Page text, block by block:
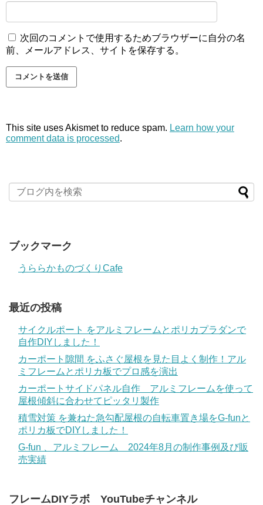
次回のコメントで使用するためブラウザーに自分の名
前、メールアドレス、サイトを保存する。
This site uses Akismet to reduce spam. Learn how your
comment data is processed.
ブックマーク
うららかものづくりCafe
最近の投稿
サイクルポート をアルミフレームとポリカプラダンで
自作DIYしました！
カーポート隙間 をふさぐ屋根を見た目よく制作！アル
ミフレームとポリカ板でプロ感を演出
カーポートサイドパネル自作 アルミフレームを使って
屋根傾斜に合わせてピッタリ製作
積雪対策 を兼ねた急勾配屋根の自転車置き場をG-funと
ポリカ板でDIYしました！
G-fun 、アルミフレーム 2024年8月の制作事例及び販
売実績
フレームDIYラボ YouTubeチャンネル